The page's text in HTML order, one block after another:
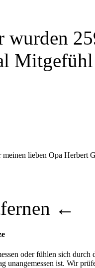
wurden
meinen lieben Opa Herbert
←
oder fühlen sich
unangemessen ist. Wir